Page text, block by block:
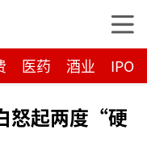
医药 酒业 IPO
怒起两度“硬